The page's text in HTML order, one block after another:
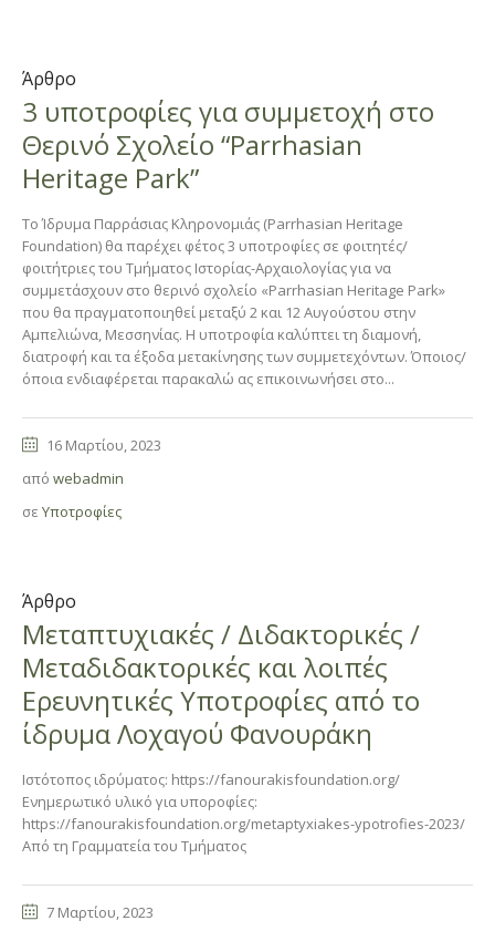
Άρθρο
3 υποτροφίες για συμμετοχή στο
Θερινό Σχολείο “Parrhasian
Heritage Park”
Το Ίδρυμα Παρράσιας Κληρονομιάς (Parrhasian Heritage
Foundation) θα παρέχει φέτος 3 υποτροφίες σε φοιτητές/
φοιτήτριες του Τμήματος Ιστορίας-Αρχαιολογίας για να
συμμετάσχουν στο θερινό σχολείο «Parrhasian Heritage Park»
που θα πραγματοποιηθεί μεταξύ 2 και 12 Αυγούστου στην
Αμπελιώνα, Μεσσηνίας. Η υποτροφία καλύπτει τη διαμονή,
διατροφή και τα έξοδα μετακίνησης των συμμετεχόντων. Όποιος/
όποια ενδιαφέρεται παρακαλώ ας επικοινωνήσει στο...
16 Μαρτίου, 2023
από webadmin
σε Υποτροφίες
Άρθρο
Μεταπτυχιακές / Διδακτορικές /
Μεταδιδακτορικές και λοιπές
Ερευνητικές Υποτροφίες από το
ίδρυμα Λοχαγού Φανουράκη
Ιστότοπος ιδρύματος: https://fanourakisfoundation.org/
Ενημερωτικό υλικό για υποροφίες:
https://fanourakisfoundation.org/metaptyxiakes-ypotrofies-2023/
Από τη Γραμματεία του Τμήματος
7 Μαρτίου, 2023